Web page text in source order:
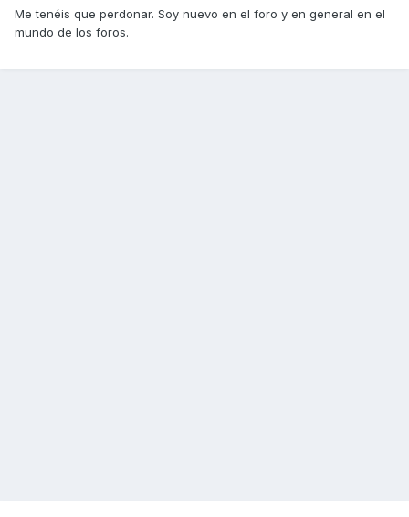
Me tenéis que perdonar. Soy nuevo en el foro y en general en el
mundo de los foros.